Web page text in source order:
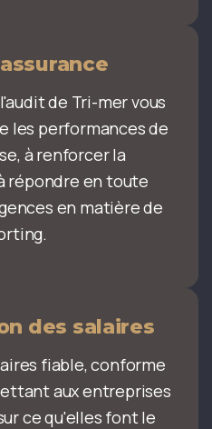
de Tri-mer vous
les performances de
à renforcer la
répondre en toute
en matière de
des salaires
fiable, conforme
aux entreprises
ce qu'elles font le